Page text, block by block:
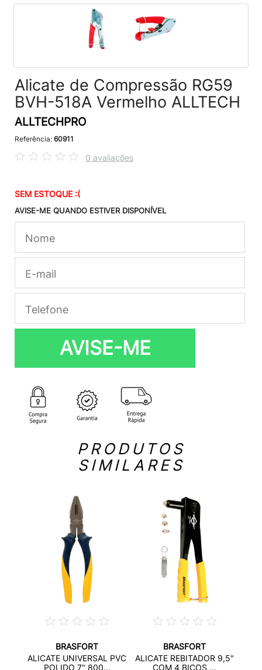
Alicate de Compressão RG59
BVH-518A Vermelho ALLTECH
ALLTECHPRO
Referência: 60911
0 avaliações
SEM ESTOQUE :(
AVISE-ME QUANDO ESTIVER DISPONÍVEL
AVISE-ME
PRODUTOS
SIMILARES
BRASFORT
ALICATE UNIVERSAL PVC
POLIDO 7" 800...
BRASFORT
ALICATE REBITADOR 9,5"
COM 4 BICOS ...